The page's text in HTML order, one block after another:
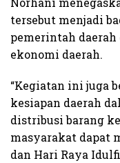
tersebut menjadi
pemerintah
ekonomi daerah.
“Kegiatan ini juga
kesiapan daerah
distribusi barang
masyarakat dapat
dan Hari Raya